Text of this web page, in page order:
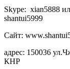
Skype: xian5888
shantui5999
Сайт:
адрес: 150036
КНР